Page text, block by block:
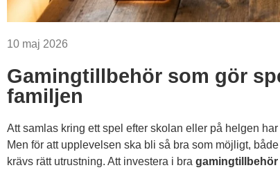
10 maj 2026
Gamingtillbehör som gör
familjen
Att samlas kring ett spel efter skolan eller på helgen
Men för att upplevelsen ska bli så bra som möjligt,
krävs rätt utrustning. Att investera i bra gamingtillbehör